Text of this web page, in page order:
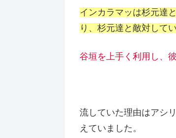
インカラマッは杉元達
り、杉元達と敵対して
谷垣を上手く利用し、
流していた理由はアシ
えていました。